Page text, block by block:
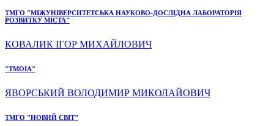
ТМГО "МІЖУНІВЕРСИТЕТСЬКА НАУКОВО-ДОСЛІДНА ЛАБОРАТОРІЯ
РОЗВИТКУ МІСТА"
КОВАЛИК ІГОР МИХАЙЛОВИЧ
"ТМОІА"
ЯВОРСЬКИЙ ВОЛОДИМИР МИКОЛАЙОВИЧ
ТМГО "НОВИЙ СВІТ"